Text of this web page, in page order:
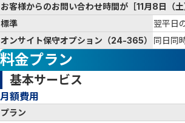
お客様からのお問い合わせ時間が［11月8日（
標準
翌平日
オンサイト保守オプション（24-365）
同日同
料金プラン
基本サービス
月額費用
プラン